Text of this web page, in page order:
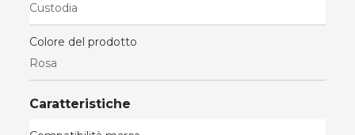
Custodia
Colore del prodotto
Rosa
Caratteristiche